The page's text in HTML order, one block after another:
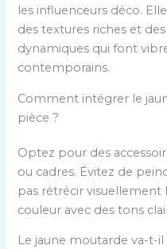
les influenceurs déco.
des textures riches et
dynamiques qui font
contemporains.
Comment intégrer le
pièce ?
Optez pour des
ou cadres. Évitez de
pas rétrécir visuellement
couleur avec des tons
Le jaune moutarde va-t-